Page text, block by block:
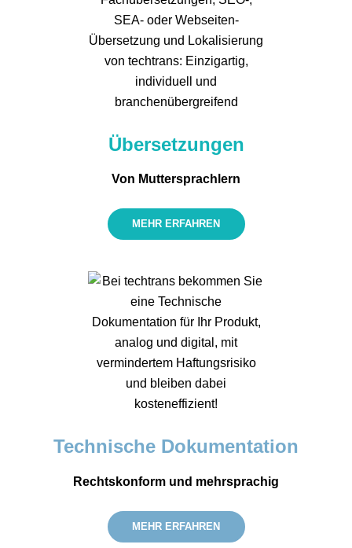
Überset­zungen
Von Mutter­sprachlern
MEHR ERFAHREN
Technische Dokumen­tation
Rechtskonform und mehrsprachig
MEHR ERFAHREN